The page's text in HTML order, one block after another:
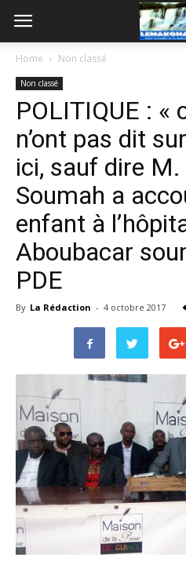
Home Non classé
Non classé
POLITIQUE : «
n’ont pas dit
ici, sauf dire
Soumah a
enfant à
Aboubacar
PDE
By La Rédaction - 4 octobre 2017